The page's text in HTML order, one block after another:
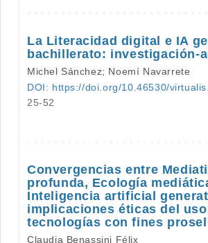
La Literacidad digital e IA
bachillerato: investigación-
Michel Sánchez; Noemí Navarrete
DOI: https://doi.org/10.46530/
25-52
Convergencias entre
profunda, Ecología
Inteligencia artificial
implicaciones éticas del
tecnologías con fines
Claudia Benassini Félix